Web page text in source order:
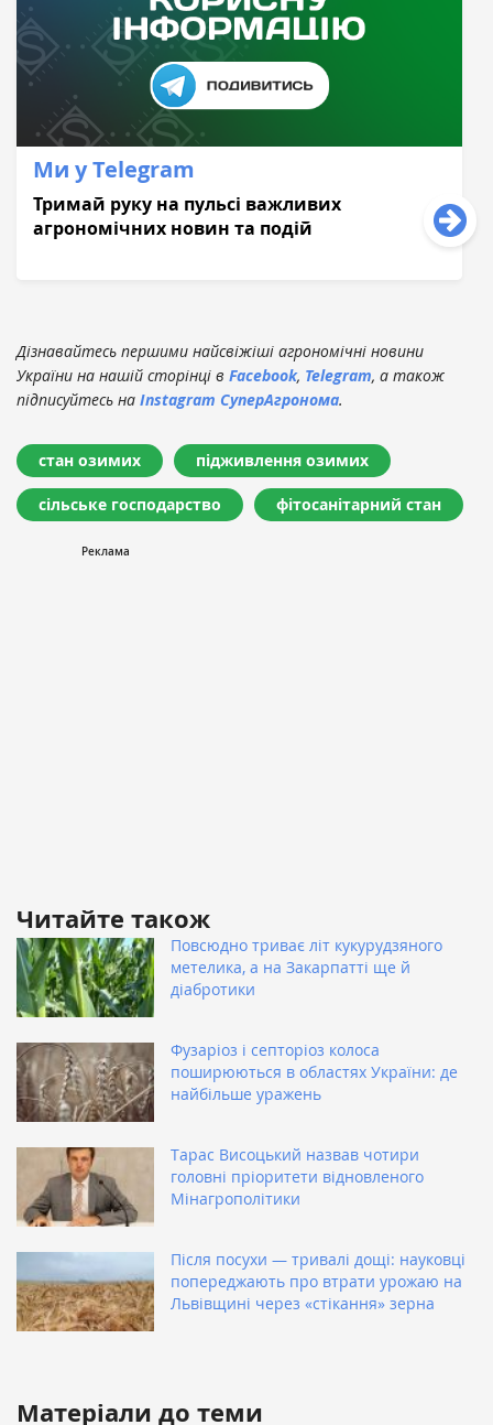
Ми у Telegram
Тримай руку на пульсі важливих
агрономічних новин та подій
Дізнавайтесь першими найсвіжіші агрономічні новини
України на нашій сторінці в Facebook, Telegram, а також
підписуйтесь на Instagram СуперАгронома.
стан озимих підживлення озимих
сільське господарство фітосанітарний стан
Читайте також
Повсюдно триває літ кукурудзяного
метелика, а на Закарпатті ще й
діабротики
Фузаріоз і септоріоз колоса
поширюються в областях України: де
найбільше уражень
Тарас Висоцький назвав чотири
головні пріоритети відновленого
Мінагрополітики
Після посухи — тривалі дощі: науковці
попереджають про втрати урожаю на
Львівщині через «стікання» зерна
Матеріали до теми